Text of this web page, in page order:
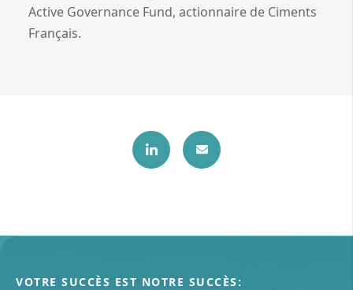
Active Governance Fund, actionnaire de Ciments
Français.
VOTRE SUCCÈS EST NOTRE SUCCÈS: